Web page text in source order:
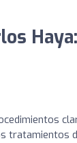
Haya:
tratamientos